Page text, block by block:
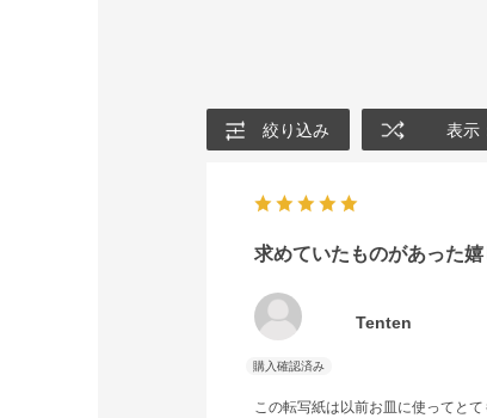
絞り込み 表示
求めていたものがあった
Tenten
この転写紙は以前お皿に使ってと